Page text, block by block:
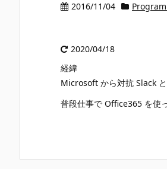
2016/11/04
2020/04/18
経緯
Microsoft から対抗 Slack
普段仕事で Office365 を使